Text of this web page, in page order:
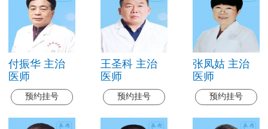
付振华 主治
医师
预约挂号
王圣科 主治
医师
预约挂号
张凤姑 主治
医师
预约挂号